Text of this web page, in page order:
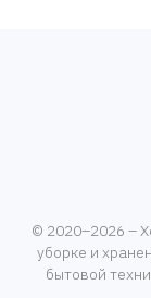
© 2020–2026 –
уборке и
бытовой